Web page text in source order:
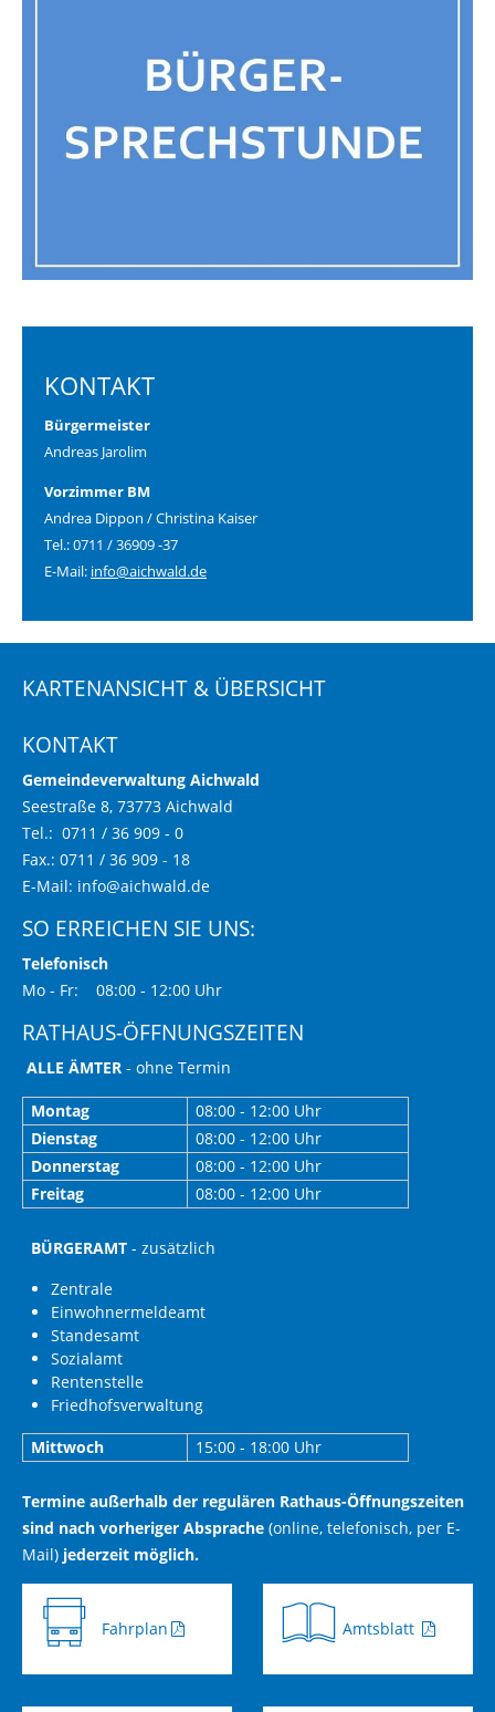
KONTAKT
Bürgermeister
Andreas Jarolim
Vorzimmer BM
Andrea Dippon / Christina Kaiser
Tel.: 0711 / 36909 -37
E-Mail: info@aichwald.de
KARTENANSICHT & ÜBERSICHT
KONTAKT
Gemeindeverwaltung Aichwald
Seestraße 8, 73773 Aichwald
Tel.: 0711 / 36 909 - 0
Fax.: 0711 / 36 909 - 18
E-Mail: info@aichwald.de
SO ERREICHEN SIE UNS:
Telefonisch
Mo - Fr: 08:00 - 12:00 Uhr
RATHAUS-ÖFFNUNGSZEITEN
ALLE ÄMTER - ohne Termin
Montag
08:00 - 12:00 Uhr
Dienstag
08:00 - 12:00 Uhr
Donnerstag
08:00 - 12:00 Uhr
Freitag
08:00 - 12:00 Uhr
BÜRGERAMT - zusätzlich
Zentrale
Einwohnermeldeamt
Standesamt
Sozialamt
Rentenstelle
Friedhofsverwaltung
Mittwoch
15:00 - 18:00 Uhr
Termine außerhalb der regulären Rathaus-Öffnungszeiten
sind nach vorheriger Absprache (online, telefonisch, per E-
Mail) jederzeit möglich.
Fahrplan Amtsblatt